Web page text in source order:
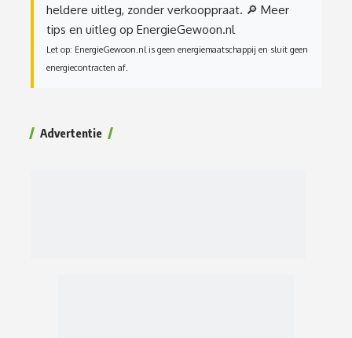
heldere uitleg, zonder verkooppraat. 🔎 Meer
tips en uitleg op EnergieGewoon.nl
Let op: EnergieGewoon.nl is geen energiemaatschappij en sluit geen
energiecontracten af.
Advertentie